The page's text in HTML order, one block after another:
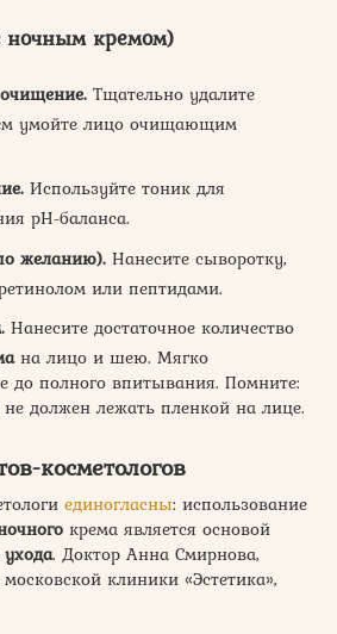
ночным кремом)
Тщательно удалите
умойте лицо очищающим
Используйте тоник для
pH-баланса.
желанию). Нанесите сыворотку,
или пептидами.
Нанесите достаточное количество
на лицо и шею. Мягко
до полного впитывания. Помните:
не должен лежать пленкой на лице.
косметологов
единогласны: использование
крема является основой
. Доктор Анна Смирнова,
клиники «Эстетика»,